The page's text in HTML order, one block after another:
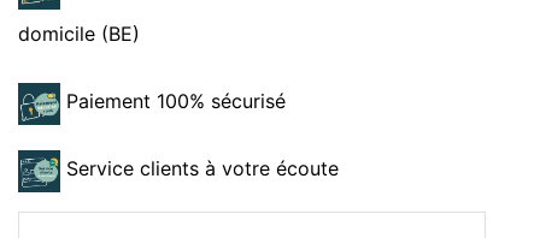
domicile (BE)
Paiement 100% sécurisé
Service clients à votre écoute